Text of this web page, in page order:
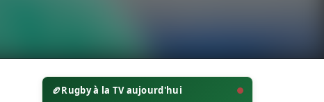
🏉Rugby à la TV aujourd'hui